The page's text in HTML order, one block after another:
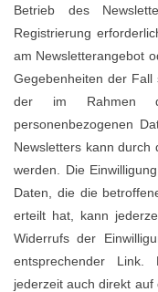
Betrieb des
Registrierung
am Newsletterangebot
Gegebenheiten der Fall
der im Rahmen
personenbezogenen
Newsletters kann durch
werden. Die
Daten, die die
erteilt hat, kann
Widerrufs der
entsprechender
jederzeit auch direkt